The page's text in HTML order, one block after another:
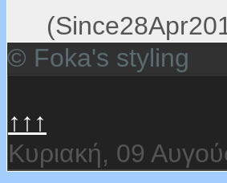
© Foka's styling
↑↑↑
Κυριακή, 09